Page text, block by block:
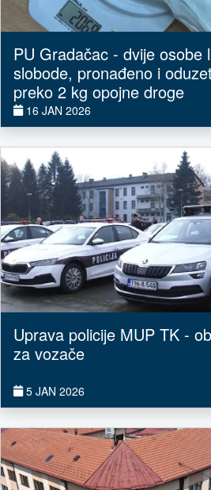
PU Gradačac - dvije osobe
slobode, pronađeno i
preko 2 kg opojne droge
16 JAN 2026
Uprava policije MUP TK -
za vozače
5 JAN 2026